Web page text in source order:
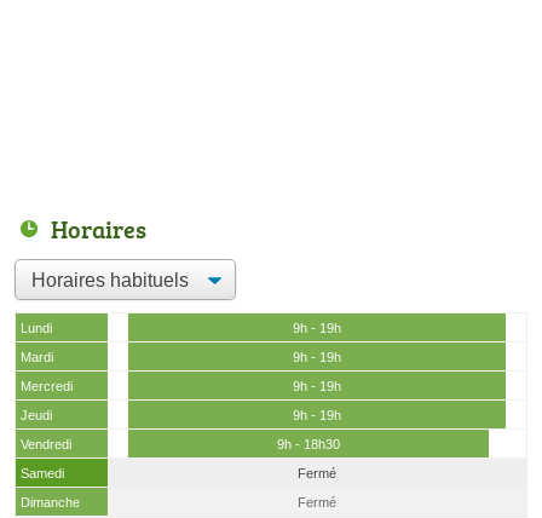
Horaires
Lundi
9h - 19h
Mardi
9h - 19h
Mercredi
9h - 19h
Jeudi
9h - 19h
Vendredi
9h - 18h30
Samedi
Fermé
Dimanche
Fermé